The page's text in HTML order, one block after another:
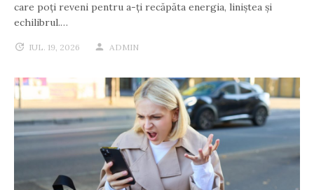
care poți reveni pentru a-ți recăpăta energia, liniștea și
echilibrul.…
IUL. 19, 2026 ADMIN